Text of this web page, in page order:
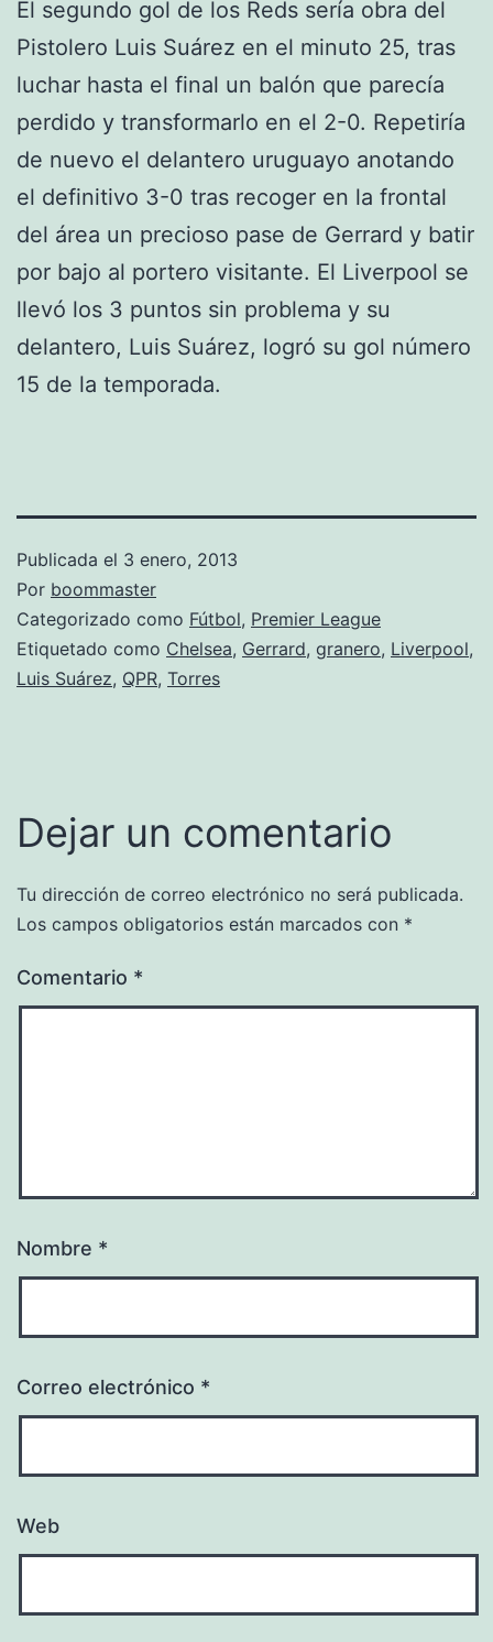
El segundo gol de los Reds sería obra del
Pistolero Luis Suárez en el minuto 25, tras
luchar hasta el final un balón que parecía
perdido y transformarlo en el 2-0. Repetiría
de nuevo el delantero uruguayo anotando
el definitivo 3-0 tras recoger en la frontal
del área un precioso pase de Gerrard y batir
por bajo al portero visitante. El Liverpool se
llevó los 3 puntos sin problema y su
delantero, Luis Suárez, logró su gol número
15 de la temporada.
Publicada el 3 enero, 2013
Por boommaster
Categorizado como Fútbol, Premier League
Etiquetado como Chelsea, Gerrard, granero, Liverpool,
Luis Suárez, QPR, Torres
Dejar un comentario
Tu dirección de correo electrónico no será publicada.
Los campos obligatorios están marcados con *
Comentario *
Nombre *
Correo electrónico *
Web